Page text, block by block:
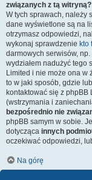
związanych z tą witryną?
W tych sprawach, należy
dane wyświetlone są na
otrzymasz odpowiedzi,
wykonaj sprawdzenie kto
darmowych serwisów,
wydziałem nadużyć tego
Limited i nie może ona
to w jaki sposób, gdzie
kontaktować się z
(wstrzymania i
bezpośrednio nie
phpBB samym w sobie.
dotycząca innych
oczekiwać odpowiedzi,
Na górę